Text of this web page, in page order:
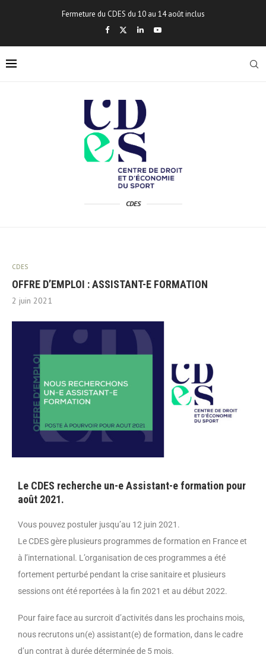
Fermeture du CDES du 10 au 14 août inclus
CDES
CDES
OFFRE D’EMPLOI : ASSISTANT-E FORMATION
2 juin 2021
Le CDES recherche un-e Assistant-e formation pour
août 2021.
Vous pouvez postuler jusqu’au 12 juin 2021.
Le CDES gère plusieurs programmes de formation en France et
à l’international. L’organisation de ces programmes a été
fortement perturbé pendant la crise sanitaire et plusieurs
sessions ont été reportées à la fin 2021 et au début 2022.
Pour faire face au surcroit d’activités dans les prochains mois,
nous recrutons un(e) assistant(e) de formation, dans le cadre
d’un contrat à durée déterminée de 5 mois.